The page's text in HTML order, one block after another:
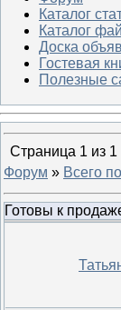
Каталог
Каталог
Доска
Гостевая
Полезные
Страница 1 из 1
Форум » Всего
Готовы к